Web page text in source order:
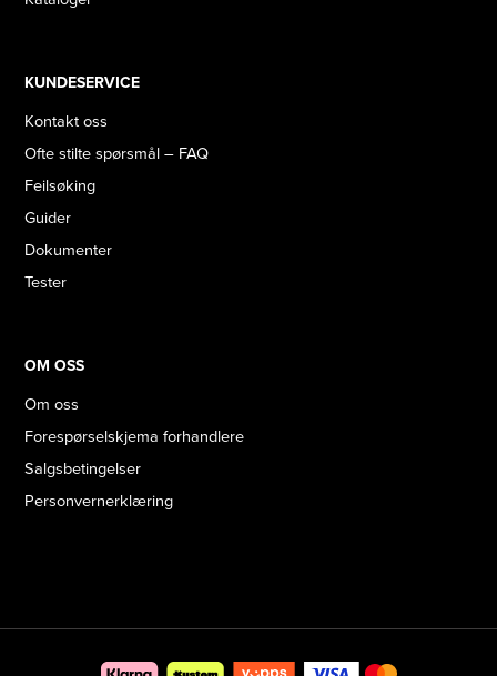
KUNDESERVICE
Kontakt oss
Ofte stilte spørsmål – FAQ
Feilsøking
Guider
Dokumenter
Tester
OM OSS
Om oss
Forespørselskjema forhandlere
Salgsbetingelser
Personvernerklæring